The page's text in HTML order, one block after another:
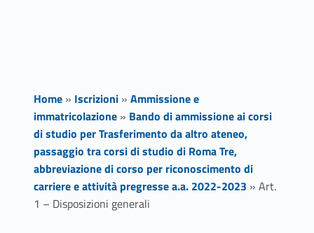
Home» Iscrizioni» Ammissione e
immatricolazione» Bando di ammissione ai corsi
di studio per Trasferimento da altro ateneo,
passaggio tra corsi di studio di Roma Tre,
abbreviazione di corso per riconoscimento di
carriere e attività pregresse a.a. 2022-2023 » Art.
1 – Disposizioni generali